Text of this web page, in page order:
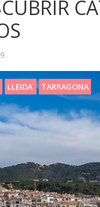
LLEIDA TARRAGONA